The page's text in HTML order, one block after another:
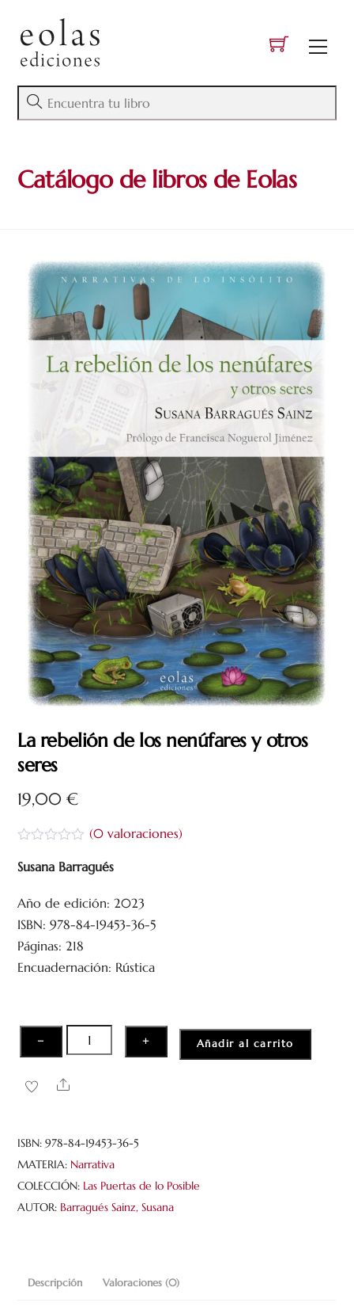
content
Catálogo de libros de Eolas
La rebelión de los nenúfares y otros
seres
19,00€
a
r
d
o
c
o
5
(0valoraciones)
Susana Barragués
Año de edición: 2023
ISBN: 978-84-19453-36-5
Páginas: 218
Encuadernación: Rústica
−
rebelión
de
y
otros
seres
cantidad
+ Añadir al carrito
Share
ISBN:978-84-19453-36-5
MATERIA: Narrativa
COLECCIÓN: Las Puertas de lo Posible
AUTOR: Barragués Sainz, Susana
Descripción Valoraciones (0)